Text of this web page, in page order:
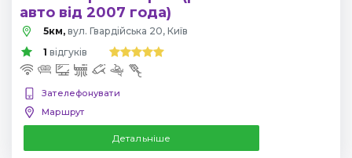
авто від 2007 года)
5км, вул. Гвардійська 20, Київ
1 відгуків
Зателефонувати
Маршрут
Детальніше